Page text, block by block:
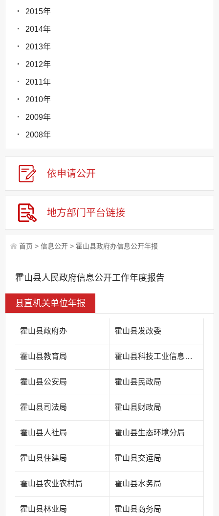
2015年
2014年
2013年
2012年
2011年
2010年
2009年
2008年
依申请公开
地方部门平台链接
首页 > 信息公开 > 霍山县政府办信息公开年报
霍山县人民政府信息公开工作年度报告
县直机关单位年报
霍山县政府办 霍山县发改委
霍山县教育局 霍山县科技工业信息化局
霍山县公安局 霍山县民政局
霍山县司法局 霍山县财政局
霍山县人社局 霍山县生态环境分局
霍山县住建局 霍山县交运局
霍山县农业农村局 霍山县水务局
霍山县林业局 霍山县商务局